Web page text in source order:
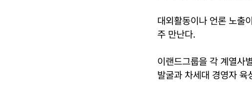
대외활동이나 언론 노출
주 만난다.
이랜드그룹을 각 계열사
발굴과 차세대 경영자 육